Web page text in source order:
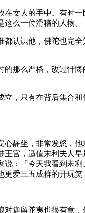
人的手中。有时
么一位滑稽的人物。
识他，佛陀也完
么严格，改过忏
只有在背后集合
坐，非常发怒，
宫，适值末利夫人
：『今天我看到末
爱三五成群的开玩
留陀夷也很有意